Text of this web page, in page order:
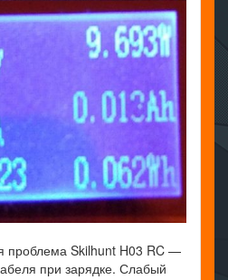
проблема Skilhunt H03 RC —
при зарядке. Слабый